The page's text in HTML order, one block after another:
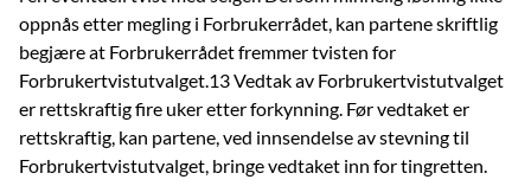
oppnås etter megling i Forbrukerrådet, kan partene skriftlig
begjære at Forbrukerrådet fremmer tvisten for
Forbrukertvistutvalget.13 Vedtak av Forbrukertvistutvalget
er rettskraftig fire uker etter forkynning. Før vedtaket er
rettskraftig, kan partene, ved innsendelse av stevning til
Forbrukertvistutvalget, bringe vedtaket inn for tingretten.